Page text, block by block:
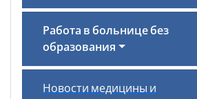
Работа в больнице без
образования
Новости медицины и